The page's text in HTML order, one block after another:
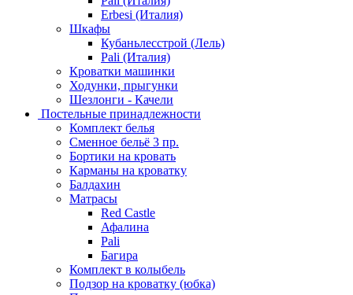
Erbesi (Италия)
Шкафы
Кубаньлесстрой (Лель)
Pali (Италия)
Кроватки машинки
Ходунки, прыгунки
Шезлонги - Качели
Постельные принадлежности
Комплект белья
Сменное бельё 3 пр.
Бортики на кровать
Карманы на кроватку
Балдахин
Матрасы
Red Castle
Афалина
Pali
Багира
Комплект в колыбель
Подзор на кроватку (юбка)